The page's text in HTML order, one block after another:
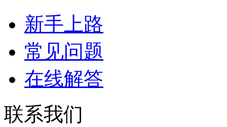
新手上路
常见问题
在线解答
联系我们